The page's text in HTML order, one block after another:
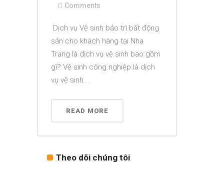
Comments
Dịch vụ Vệ sinh bảo trì bất động
sản cho khách hàng tại Nha
Trang là dịch vụ vệ sinh bao gồm
gì? Vệ sinh công nghiệp là dịch
vụ vệ sinh...
READ MORE
Theo dõi chúng tôi